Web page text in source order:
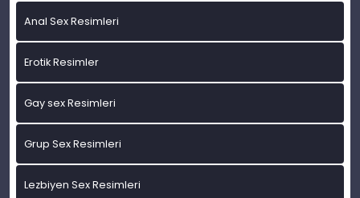
Anal Sex Resimleri
Erotik Resimler
Gay sex Resimleri
Grup Sex Resimleri
Lezbiyen Sex Resimleri